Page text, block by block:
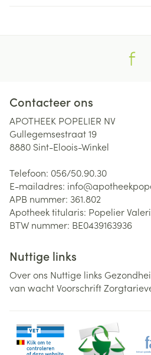
Contacteer ons
APOTHEEK POPELIER NV
Gullegemsestraat 19
8880 Sint-Eloois-Winkel
Telefoon: 056/50.90.30
E-mailadres: info@
APB nummer: 361.802
Apotheek titularis: Popelier
BTW nummer: BE0439163936
Nuttige links
Over ons Nuttige links
van wachtVoorschrift